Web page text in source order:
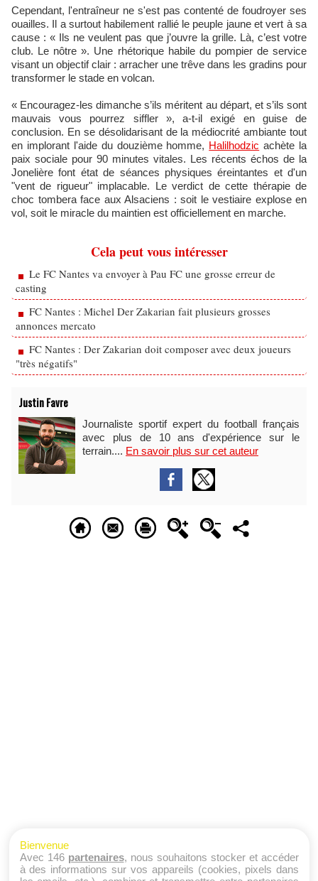
Cependant, l'entraîneur ne s'est pas contenté de foudroyer ses
ouailles. Il a surtout habilement rallié le peuple jaune et vert à sa
cause : « Ils ne veulent pas que j’ouvre la grille. Là, c’est votre
club. Le nôtre ». Une rhétorique habile du pompier de service
visant un objectif clair : arracher une trêve dans les gradins pour
transformer le stade en volcan.
« Encouragez-les dimanche s’ils méritent au départ, et s’ils sont
mauvais vous pourrez siffler », a-t-il exigé en guise de
conclusion. En se désolidarisant de la médiocrité ambiante tout
en implorant l'aide du douzième homme, Halilhodzic achète la
paix sociale pour 90 minutes vitales. Les récents échos de la
Jonelière font état de séances physiques éreintantes et d'un
"vent de rigueur" implacable. Le verdict de cette thérapie de
choc tombera face aux Alsaciens : soit le vestiaire explose en
vol, soit le miracle du maintien est officiellement en marche.
Cela peut vous intéresser
Le FC Nantes va envoyer à Pau FC une grosse erreur de
casting
FC Nantes : Michel Der Zakarian fait plusieurs grosses
annonces mercato
FC Nantes : Der Zakarian doit composer avec deux joueurs
"très négatifs"
Justin Favre
Journaliste sportif expert du football français
avec plus de 10 ans d'expérience sur le
terrain.... En savoir plus sur cet auteur
Bienvenue
Avec 146 partenaires, nous souhaitons stocker et accéder
à des informations sur vos appareils (cookies, pixels dans